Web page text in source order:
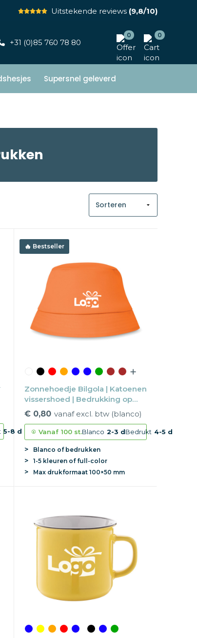
Uitstekende reviews(9,8/10)
+31 (0)85 760 78 80
0 0
Supersnel geleverd
5-8 d
Bestseller
Zonnehoedje Bilgola | Katoenen
vissershoed | Bedrukking op
hoed | Festival item
€ 0,80 vanaf excl. btw (blanco)
Vanaf 100 st.Blanco 2-3 dBedrukt 4-5 d
Blanco of bedrukken
1-5 kleuren of full-color
Max drukformaat 100×50 mm